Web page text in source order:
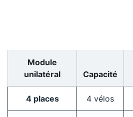
Module
unilatéral
Capacité
4 places 4 vélos